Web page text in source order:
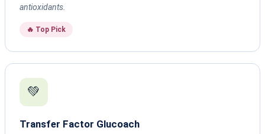
antioxidants.
🔥 Top Pick
💚
Transfer Factor Glucoach